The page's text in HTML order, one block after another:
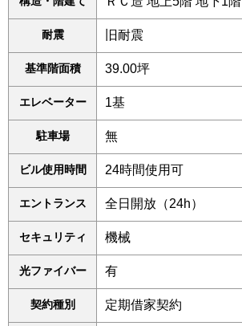
耐震 旧耐震
基準階面積 39.00坪
エレベーター 1基
駐車場 無
ビル使用時間 24時間使用可
エントランス 全日開放（24h）
セキュリティ 機械
光ファイバー 有
契約種別 定期借家契約